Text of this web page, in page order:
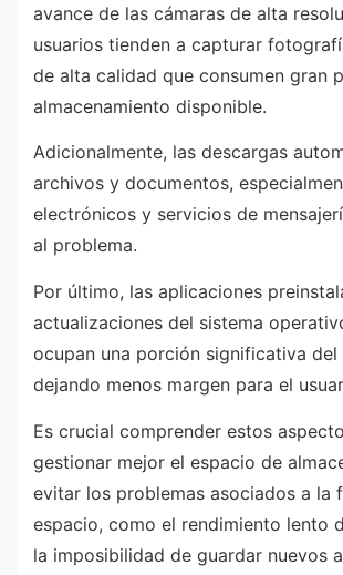
avance de las cámaras de alta
usuarios tienden a capturar
de alta calidad que consumen gran
almacenamiento disponible.
Adicionalmente, las descargas
archivos y documentos,
electrónicos y servicios de
al problema.
Por último, las aplicaciones
actualizaciones del sistema
ocupan una porción significativa del
dejando menos margen para el
Es crucial comprender estos
gestionar mejor el espacio de
evitar los problemas asociados a la
espacio, como el rendimiento lento
la imposibilidad de guardar nuevos